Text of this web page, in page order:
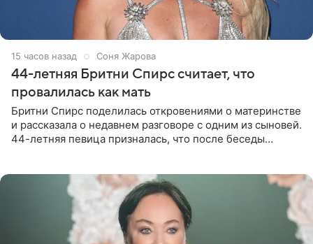
15 часов назад Соня Жарова
44-летняя Бритни Спирс считает, что
провалилась как мать
Бритни Спирс поделилась откровениями о материнстве
и рассказала о недавнем разговоре с одним из сыновей.
44-летняя певица призналась, что после беседы